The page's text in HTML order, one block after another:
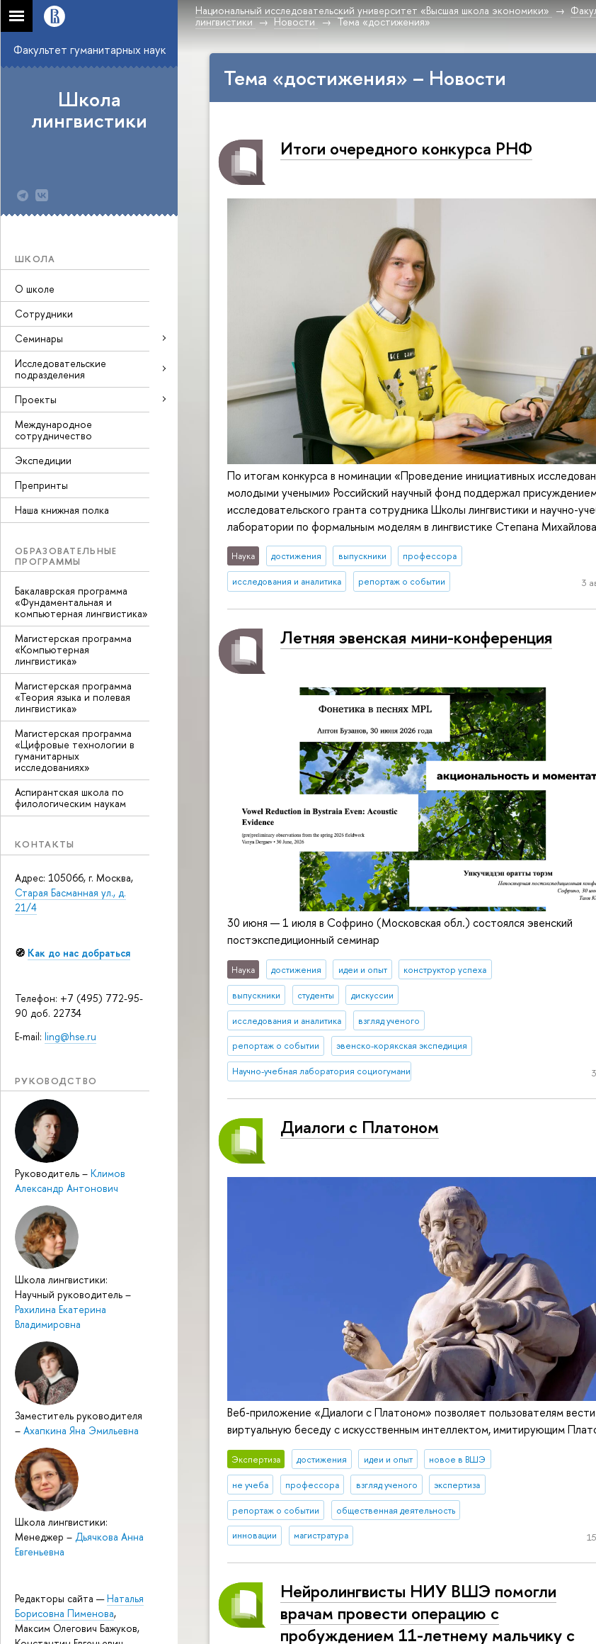
Национальный исследовательский университет «Высшая школа экономики»
лингвистики
Новости Тема «достижения»
Факультет гуманитарных наук
Школа
лингвистики
ШКОЛА
О школе
Сотрудники
Семинары
Исследовательские
подразделения
Проекты
Международное
сотрудничество
Экспедиции
Препринты
Наша книжная полка
ОБРАЗОВАТЕЛЬНЫЕ
ПРОГРАММЫ
Бакалаврская программа
«Фундаментальная и
компьютерная лингвистика»
Магистерская программа
«Компьютерная
лингвистика»
Магистерская программа
«Теория языка и полевая
лингвистика»
Магистерская программа
«Цифровые технологии в
гуманитарных
исследованиях»
Аспирантская школа по
филологическим наукам
КОНТАКТЫ
Адрес: 105066, г. Москва,
Старая Басманная ул., д.
21/4
🧭 Как до нас добраться
Телефон: +7 (495) 772-95-
90 доб. 22734
E-mail: ling@hse.ru
РУКОВОДСТВО
Руководитель – Климов
Александр Антонович
Школа лингвистики:
Научный руководитель –
Рахилина Екатерина
Владимировна
Заместитель руководителя
– Ахапкина Яна Эмильевна
Школа лингвистики:
Менеджер – Дьячкова Анна
Евгеньевна
Редакторы сайта —Наталья
Борисовна Пименова,
Максим Олегович Бажуков,
Тема «достижения» – Новости
Итоги очередного конкурса РНФ
По итогам конкурса в номинации «Проведение инициативных
молодыми учеными» Российский научный фонд поддержал
исследовательского гранта сотрудника Школы лингвистики и научно-
лаборатории по формальным моделям в лингвистике Степана
Наука достижения выпускники профессора
исследования и аналитика репортаж о событии 3
Летняя эвенская мини-конференция
30 июня — 1 июля в Софрино (Московская обл.) состоялся эвенский
постэкспедиционный семинар
Наука достижения идеи и опыт конструктор успеха
выпускники студенты дискуссии
исследования и аналитика взгляд ученого
репортаж о событии эвенско-корякская экспедиция
Научно-учебная лаборатория социогуманитарных исследований Севера и Арктики
Диалоги с Платоном
Веб-приложение «Диалоги с Платоном» позволяет пользователям вести
виртуальную беседу с искусственным интеллектом, имитирующим
Экспертиза достижения идеи и опыт новое в ВШЭ
не учеба профессора взгляд ученого экспертиза
репортаж о событии общественная деятельность
инновации магистратура
Нейролингвисты НИУ ВШЭ помогли
врачам провести операцию с
пробуждением 11-летнему мальчику с